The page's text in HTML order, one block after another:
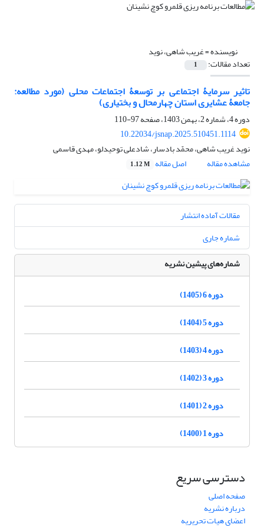
نویسنده =غریب شاهی، نوید
تعداد مقالات: 1
تاثیر سرمایۀ اجتماعی بر توسعۀ اجتماعات محلی (مورد مطالعه:
جامعۀ عشایری استان چهارمحال و بختیاری)
دوره 4، شماره 2، بهمن 1403، صفحه
97-110
10.22034/jsnap.2025.510451.1114
نوید غریب شاهی، محمّد بادسار، شادعلی توحیدلو، مهدی قاسمی
مشاهده مقاله
اصل مقاله 1.12 M
مقالات آماده انتشار
شماره جاری
شماره‌های پیشین نشریه
دوره 6 (1405)
دوره 5 (1404)
دوره 4 (1403)
دوره 3 (1402)
دوره 2 (1401)
دوره 1 (1400)
دسترسی سریع
صفحه اصلی
درباره نشریه
اعضای هیات تحریریه